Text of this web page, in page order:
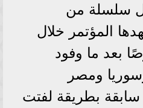
سلسلة من
المؤتمر خلال
بعد ما وفود
ومصر
بطريقة لفتت